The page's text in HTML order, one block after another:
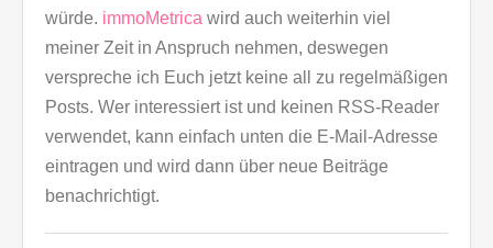
würde. immoMetrica wird auch weiterhin viel
meiner Zeit in Anspruch nehmen, deswegen
verspreche ich Euch jetzt keine all zu regelmäßigen
Posts. Wer interessiert ist und keinen RSS-Reader
verwendet, kann einfach unten die E-Mail-Adresse
eintragen und wird dann über neue Beiträge
benachrichtigt.